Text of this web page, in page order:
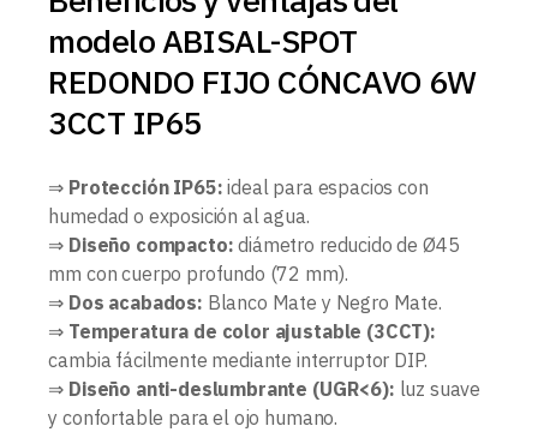
modelo ABISAL-SPOT
REDONDO FIJO CÓNCAVO 6W
3CCT IP65
⇒ Protección IP65: ideal para espacios con
humedad o exposición al agua.
⇒ Diseño compacto: diámetro reducido de Ø45
mm con cuerpo profundo (72 mm).
⇒ Dos acabados: Blanco Mate y Negro Mate.
⇒ Temperatura de color ajustable (3CCT):
cambia fácilmente mediante interruptor DIP.
⇒ Diseño anti-deslumbrante (UGR<6): luz suave
y confortable para el ojo humano.